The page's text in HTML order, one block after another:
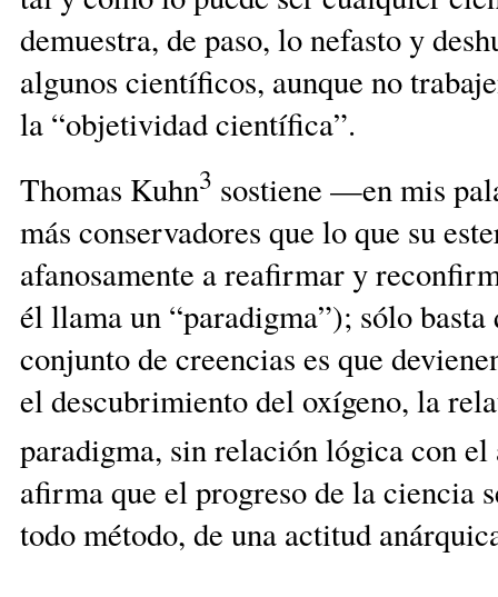
demuestra, de paso, lo nefasto y
algunos científicos, aunque no
la “objetividad científica”.
Thomas Kuhn3 sostiene —en mis
más conservadores que lo que su
afanosamente a reafirmar y
él llama un “paradigma”); sólo basta
conjunto de creencias es que
el descubrimiento del oxígeno, la
paradigma, sin relación lógica con
afirma que el progreso de la ciencia
todo método, de una actitud